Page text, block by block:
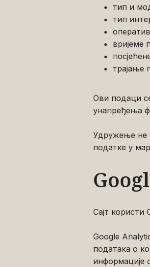
тип и
тип
вријеме
трајање
Ови подаци
унапређења
Удружење не
податке у
Сајт користи
Google
података о
информације